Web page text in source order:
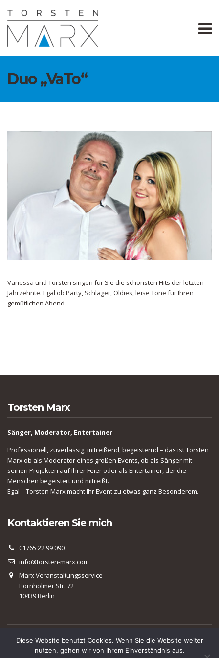
Duo „VaTo“
Vanessa und Torsten singen für Sie die schönsten Hits der letzten
Jahrzehnte. Egal ob Party, Schlager, Oldies, leise Töne für Ihren
gemütlichen Abend.
Torsten Marx
Sänger, Moderator, Entertainer
Professionell, zuverlässig, mitreißend, begeisternd – das ist Torsten
Marx ob als Moderator eines großen Events, ob als Sänger mit
seinen Projekten auf Ihrer Feier oder als Entertainer, der die
Menschen begeistert und mitreißt.
Egal – Torsten Marx macht Ihr Event zu etwas ganz Besonderem.
Kontaktieren Sie mich
01765 22 99 090
info@torsten-marx.com
Marx Veranstaltungsservice
Bornholmer Str. 72
10439 Berlin
COPYRIGHT © 2019-2026 TORSTEN-MARX.COM
WEBSITE ERSTELLT VON:
Diese Website benutzt Cookies. Wenn Sie die Website weiter
nutzen, gehen wir von Ihrem Einverständnis aus.